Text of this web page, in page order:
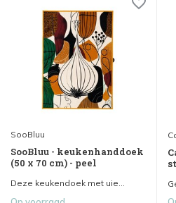
SooBluu
SooBluu - keukenhanddoek
(50 x 70 cm) - peel
Deze keukendoek met uie...